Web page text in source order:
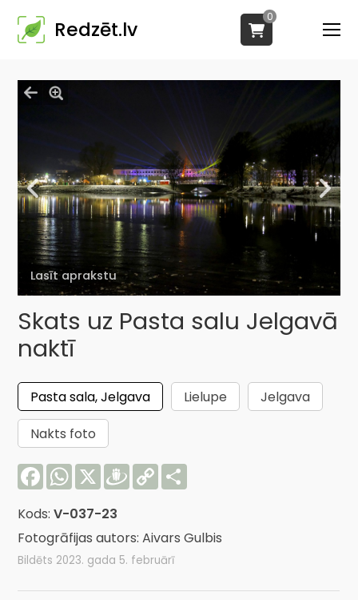
Redzēt.lv
0
Lasīt aprakstu
Skats uz Pasta salu Jelgavā
naktī
Pasta sala, Jelgava Lielupe
Jelgava
Nakts foto
FacebookWhatsApp
X Draugiem
Copy
Link
Kods:V-037-23
Fotogrāfijas autors: Aivars Gulbis
Bildēts 2023. gada 5. februārī